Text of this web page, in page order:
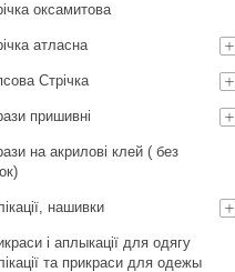
оксамитова
атласна
Стрічка
пришивні
на акрилові клей ( без
нашивки
і аплыкації для одягу
та прикраси для одежы